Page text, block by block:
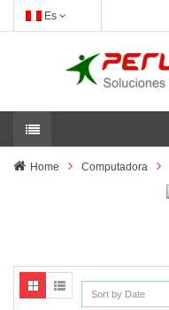
Es
Home Computadora
Sort by Date